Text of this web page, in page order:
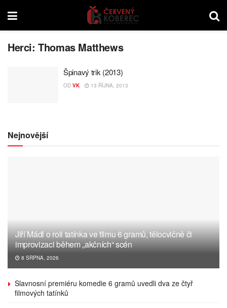
Herci:Thomas Matthews
Špinavý trik (2013)
OD VK 13 ŘÍJNA, 2013
Nejnovější
Jiří Mádl o roli tatínka ve filmu 6 gramů, tělocvičně či
improvizaci během „akčních“ scén
8 SRPNA, 2026
Slavnosní premiéru komedie 6 gramů uvedli dva ze čtyř
filmových tatínků